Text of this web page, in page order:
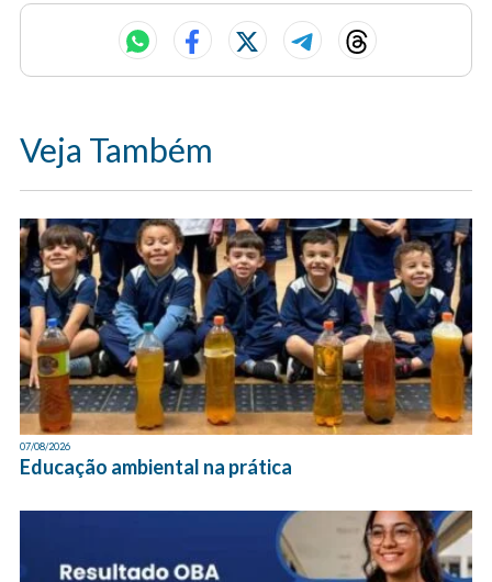
Veja Também
07/08/2026
Educação ambiental na prática